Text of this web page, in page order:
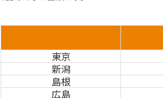
東京
新潟
島根
広島